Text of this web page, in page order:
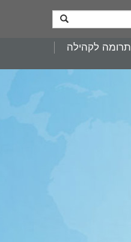
תרומה לקהילה